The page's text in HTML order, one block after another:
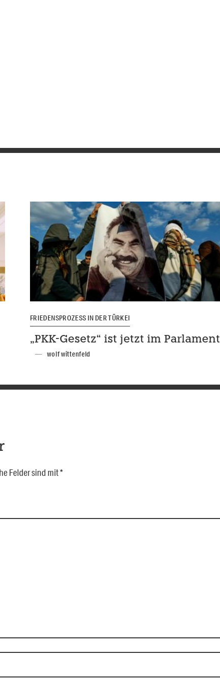
FRIEDENSPROZESS IN DER TÜRKEI
„PKK-Gesetz“ ist jetzt im Parlament
wolf wittenfeld
Felder sind mit*